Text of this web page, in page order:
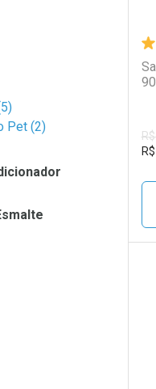
R$
Pet (2)